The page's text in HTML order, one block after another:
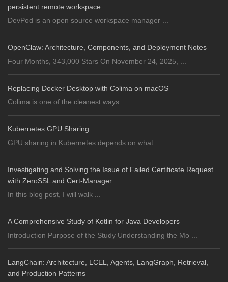
persistent remote workspace
DevPod is an open source workspace manager ...
OpenClaw: Architecture, Components, and Deployment Notes
Four Months, 343,000 Stars On November 24, 2025, ...
Replacing Docker Desktop with Colima on macOS
Colima is one of the cleanest ways ...
Kubernetes GPU Sharing
GPU sharing in Kubernetes depends on what ...
Investigating and Solving the Issue of Failed Certificate Request
with ZeroSSL and Cert-Manager
In this blog post, I will walk ...
A Comprehensive Study of Kotlin for Java Developers
Introduction Purpose of the Study Understanding the Mo ...
LangChain: Architecture, LCEL, Agents, LangGraph, Retrieval,
and Production Patterns